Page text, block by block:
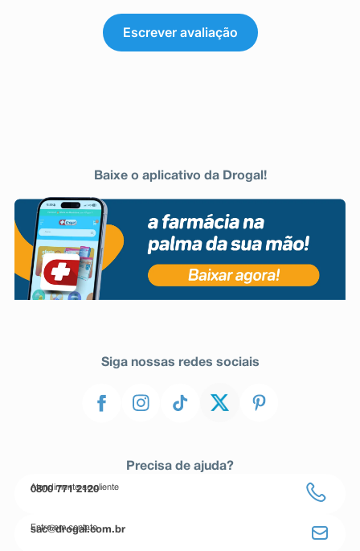
Vigilância Sanitária Estadual ou Municipal.
Escrever avaliação
Baixe o aplicativo da Drogal!
Siga nossas redes sociais
Precisa de ajuda?
Atendimento ao cliente
0800 771 2120
Entre em contato
sac@drogal.com.br